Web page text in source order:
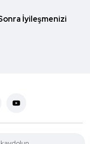
İyileşmenizi